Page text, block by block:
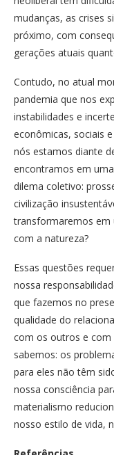
mudanças, as crises
próximo, com
gerações atuais
Contudo, no atual
pandemia que nos
instabilidades e
econômicas, sociais
nós estamos diante
encontramos em
dilema coletivo:
civilização
transformaremos em
com a natureza?
Essas questões
nossa
que fazemos no
qualidade do
com os outros e com
sabemos: os
para eles não têm
nossa consciência
materialismo
nosso estilo de vida,